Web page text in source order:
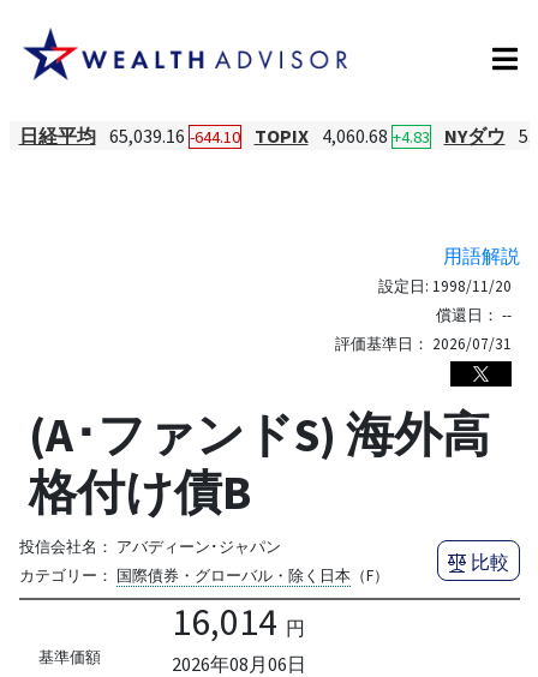
日経平均 65,039.16 -644.10 TOPIX 4,060.68 +4.83 NYダウ
用語解説
設定日: 1998/11/20
償還日： --
評価基準日： 2026/07/31
(A･ファンドS) 海外高
格付け債B
投信会社名： アバディーン･ジャパン
カテゴリー： 国際債券・グローバル・除く日本（F）
比較
基準価額
16,014 円
2026年08月06日